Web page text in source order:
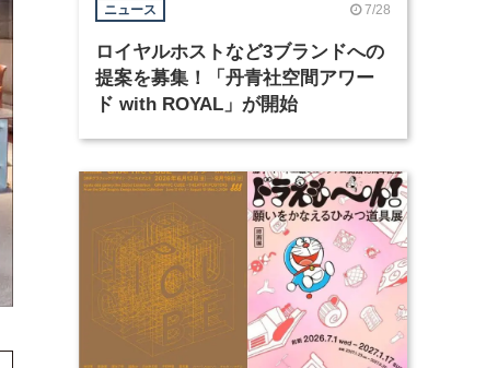
ニュース 7/28
ロイヤルホストなど3ブランドへの
提案を募集！「丹青社空間アワー
ド with ROYAL」が開始